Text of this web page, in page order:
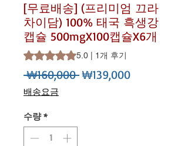
[무료배송] (프리미엄 끄라
차이담) 100% 태국 흑생강
캡슐 500mgX100캡슐X6개
1개의 후기 기준 5점 만점 중 5.0점
5.0 | 1개 후기
₩160,000 일반가
₩139,000할인가
배송요금
수량 *